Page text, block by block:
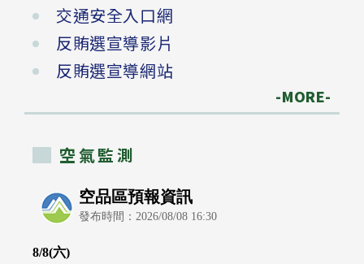
交通安全入口網
反賄選宣導影片
反賄選宣導網站
-MORE-
空氣監測